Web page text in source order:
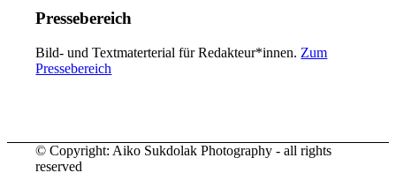
Pressebereich
Bild- und Textmaterterial für Redakteur*innen. Zum
Pressebereich
© Copyright: Aiko Sukdolak Photography - all rights
reserved